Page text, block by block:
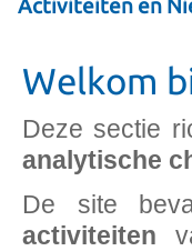
Activiteiten en
Welkom
Deze sectie
analytische
De site
activiteiten